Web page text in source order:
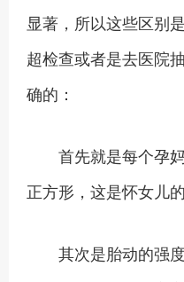
显著，所以这些区别
超检查或者是去医院
确的：
首先就是每个孕妈
正方形，这是怀女儿
其次是胎动的强度